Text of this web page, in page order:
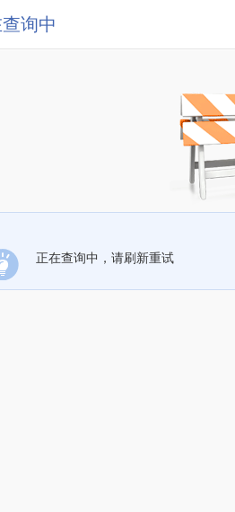
询中
正在查询中，请刷新重试